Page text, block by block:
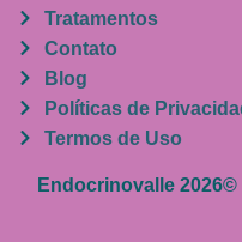
Tratamentos
Contato
Blog
Políticas de
Termos de Uso
Endocrinovalle